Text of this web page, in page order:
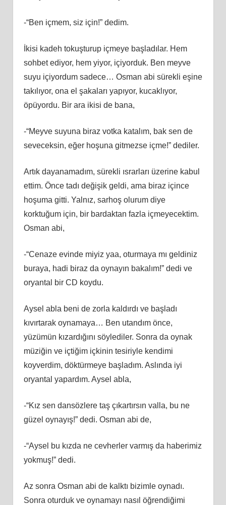
-“Ben içmem, siz için!” dedim.
İkisi kadeh tokuşturup içmeye başladılar. Hem
sohbet ediyor, hem yiyor, içiyorduk. Ben meyve
suyu içiyordum sadece… Osman abi sürekli eşine
takılıyor, ona el şakaları yapıyor, kucaklıyor,
öpüyordu. Bir ara ikisi de bana,
-“Meyve suyuna biraz votka katalım, bak sen de
seveceksin, eğer hoşuna gitmezse içme!” dediler.
Artık dayanamadım, sürekli ısrarları üzerine kabul
ettim. Önce tadı değişik geldi, ama biraz içince
hoşuma gitti. Yalnız, sarhoş olurum diye
korktuğum için, bir bardaktan fazla içmeyecektim.
Osman abi,
-“Cenaze evinde miyiz yaa, oturmaya mı geldiniz
buraya, hadi biraz da oynayın bakalım!” dedi ve
oryantal bir CD koydu.
Aysel abla beni de zorla kaldırdı ve başladı
kıvırtarak oynamaya… Ben utandım önce,
yüzümün kızardığını söylediler. Sonra da oynak
müziğin ve içtiğim içkinin tesiriyle kendimi
koyverdim, döktürmeye başladım. Aslında iyi
oryantal yapardım. Aysel abla,
-“Kız sen dansözlere taş çıkartırsın valla, bu ne
güzel oynayış!” dedi. Osman abi de,
-“Aysel bu kızda ne cevherler varmış da haberimiz
yokmuş!” dedi.
Az sonra Osman abi de kalktı bizimle oynadı.
Sonra oturduk ve oynamayı nasıl öğrendiğimi